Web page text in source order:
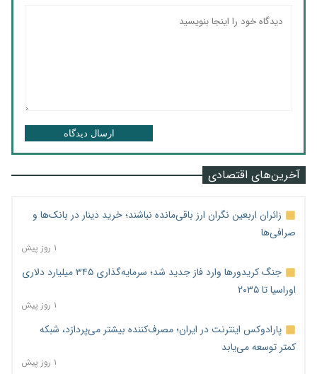
ارسال دیدگاه
آخرین‌های اقتصادی
زائران اربعین نگران ارز باقی‌مانده نباشند؛ خرید دینار در بانک‌ها و
صرافی‌ها
۱ روز پیش
جنگ کریدورها وارد فاز جدید شد؛ سرمایه‌گذاری ۳۴۵ میلیارد دلاری
اوراسیا تا ۲۰۳۵
۱ روز پیش
پارادوکس اینترنت در ایران؛ مصرف‌کننده بیشتر می‌پردازد، شبکه
کمتر توسعه می‌یابد
۱ روز پیش